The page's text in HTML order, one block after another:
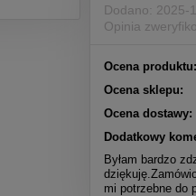
Dodano: 2025-
Opinia
Ocena produktu:
Ocena sklepu:
Ocena dostawy:
Dodatkowy
Byłam bardzo
mi potrzebne do